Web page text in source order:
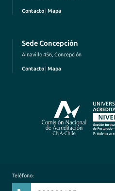
Contacto Mapa
Sede Concepción
Ainavillo 456, Concepción
Contacto | Mapa
Teléfono: